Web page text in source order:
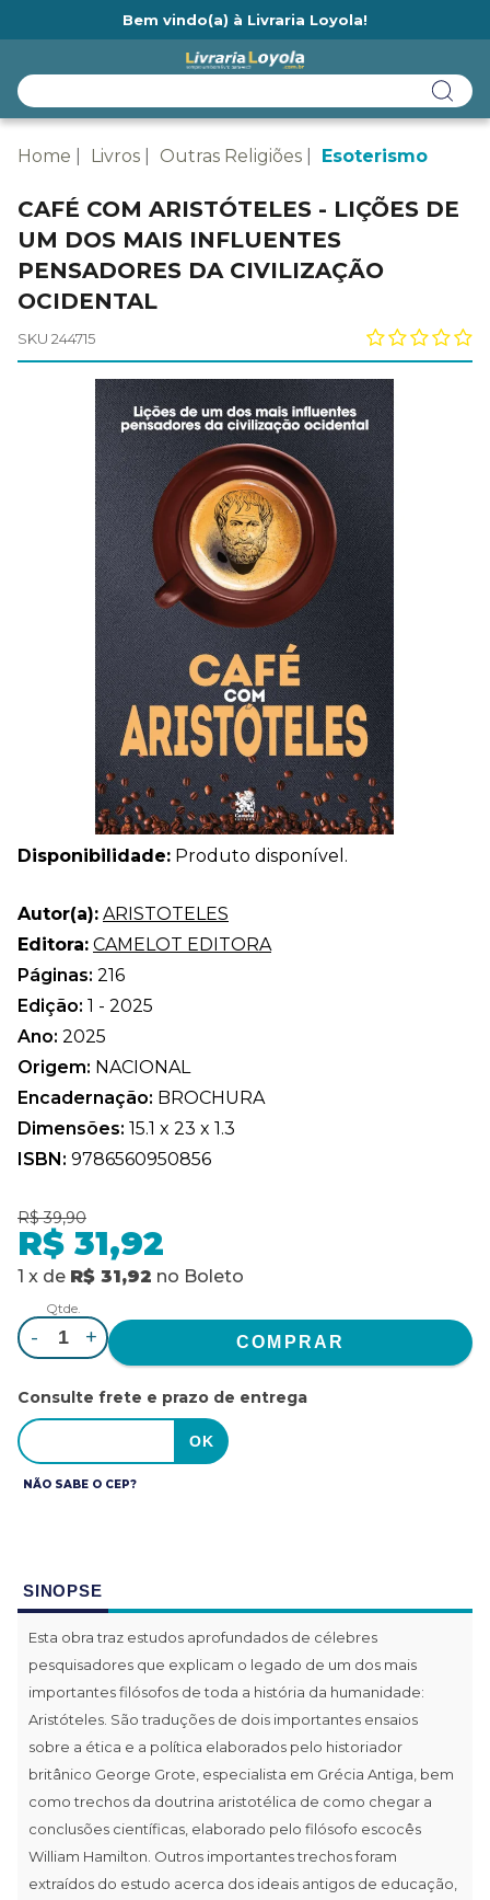
Bem vindo(a) à Livraria Loyola!
Home Livros Outras Religiões Esoterismo
CAFÉ COM ARISTÓTELES - LIÇÕES DE
UM DOS MAIS INFLUENTES
PENSADORES DA CIVILIZAÇÃO
OCIDENTAL
SKU 244715
Disponibilidade: Produto disponível.
Autor(a): ARISTOTELES
Editora: CAMELOT EDITORA
Páginas: 216
Edição: 1 - 2025
Ano: 2025
Origem: NACIONAL
Encadernação: BROCHURA
Dimensões: 15.1 x 23 x 1.3
ISBN: 9786560950856
R$ 39,90
R$ 31,92
1 x de R$ 31,92 no Boleto
Qtde.
- +
Consulte frete e prazo de entrega
NÃO SABE O CEP?
SINOPSE
Esta obra traz estudos aprofundados de célebres
pesquisadores que explicam o legado de um dos mais
importantes filósofos de toda a história da humanidade:
Aristóteles. São traduções de dois importantes ensaios
sobre a ética e a política elaborados pelo historiador
britânico George Grote, especialista em Grécia Antiga, bem
como trechos da doutrina aristotélica de como chegar a
conclusões científicas, elaborado pelo filósofo escocês
William Hamilton. Outros importantes trechos foram
extraídos do estudo acerca dos ideais antigos de educação,